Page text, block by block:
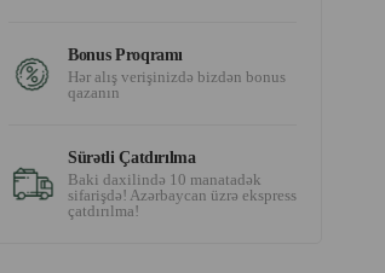
Bonus Proqramı
Hər alış verişinizdə bizdən bonus
qazanın
Sürətli Çatdırılma
Baki daxilində 10 manatadək
sifarişdə! Azərbaycan üzrə ekspress
çatdırılma!